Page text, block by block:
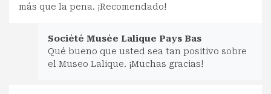
más que la pena. ¡Recomendado!
Société Musée Lalique Pays Bas
Qué bueno que usted sea tan positivo sobre
el Museo Lalique. ¡Muchas gracias!